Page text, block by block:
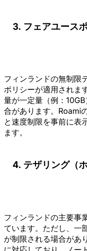
フェアユース
フィンランドの無制限
ポリシーが適用されま
量が一定量（例：
合があります。Roami
と速度制限を事前に表
ます。
テザリング（
フィンランドの主要事
ています。ただし、一
が制限される場合があ